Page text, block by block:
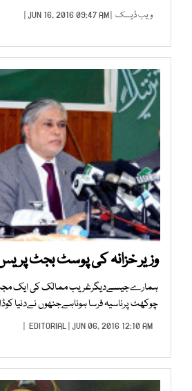
ویب ڈیسک | JUN 16, 2016 09:47 AM |
وزیر خزانہ کی پوسٹ بجٹ
ہمارےجیسےدیگرغریب ممالک کی ایک
چوکھٹ پرناسیہ فرسا ہوناہےجنھوں نےدنیا
EDITORIAL| JUN 06, 2016 12:10 AM |